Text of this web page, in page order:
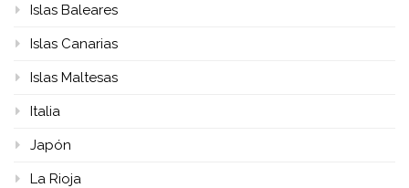
Islas Baleares
Islas Canarias
Islas Maltesas
Italia
Japón
La Rioja